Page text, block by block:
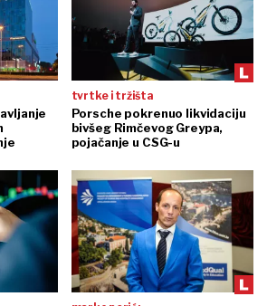
tvrtke i tržišta
Porsche pokrenuo likvidaciju
bivšeg Rimčevog Greypa,
pojačanje u CSG-u